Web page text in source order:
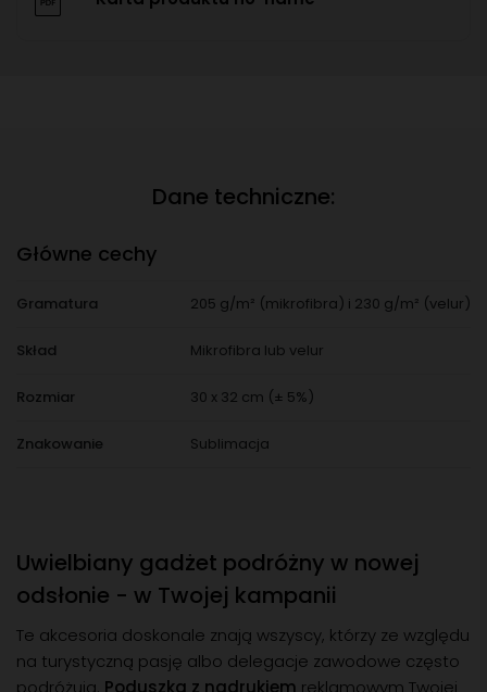
Dane techniczne:
Główne cechy
Gramatura 205 g/m² (mikrofibra) i 230 g/m² (velur)
Skład Mikrofibra lub velur
Rozmiar 30 x 32 cm (± 5%)
Znakowanie Sublimacja
Uwielbiany gadżet podróżny w nowej
odsłonie - w Twojej kampanii
Te akcesoria doskonale znają wszyscy, którzy ze względu
na turystyczną pasję albo delegacje zawodowe często
podróżują. Poduszka z nadrukiem reklamowym Twojej